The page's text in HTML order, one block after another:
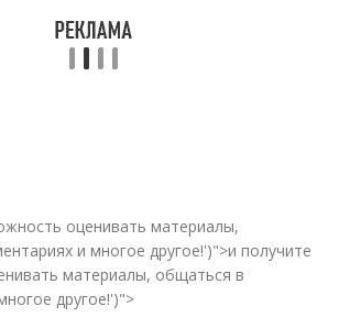
оценивать материалы,
и многое другое!')">и получите
материалы, общаться в
другое!')">